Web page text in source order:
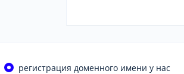
регистрация доменного имени у нас